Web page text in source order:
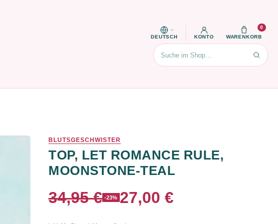
DEUTSCH KONTO WARENKORB
0
Suchen
BLUTSGESCHWISTER
TOP, LET ROMANCE RULE,
MOONSTONE-TEAL
34,95 € -23% 27,00 €